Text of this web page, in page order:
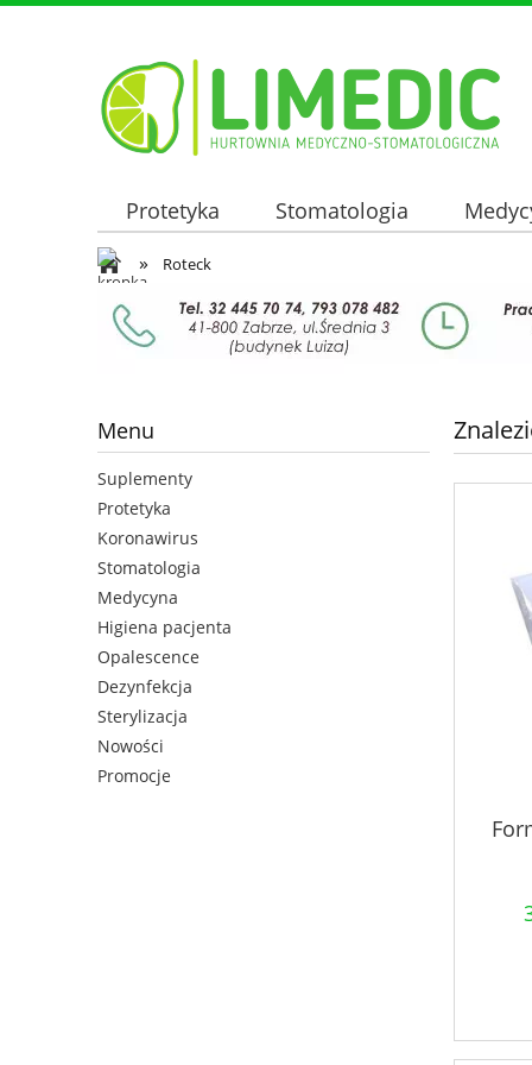
Protetyka Stomatologia
Oferta hurtowa
» Roteck
Menu
Suplementy
Protetyka
Koronawirus
Stomatologia
Medycyna
Higiena pacjenta
Opalescence
Dezynfekcja
Sterylizacja
Nowości
Promocje